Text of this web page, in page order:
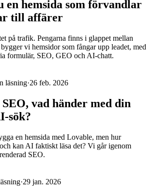
en hemsida som förvandlar
till affärer
på trafik. Pengarna finns i glappet mellan
vi hemsidor som fångar upp leadet, med
formulär, SEO, GEO och AI-chatt.
läsning·26 feb. 2026
vad händer med din
sök?
en hemsida med Lovable, men hur
kan AI faktiskt läsa det? Vi går igenom
SEO.
·29 jan. 2026